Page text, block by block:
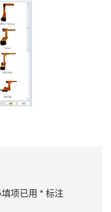
项已用 * 标注